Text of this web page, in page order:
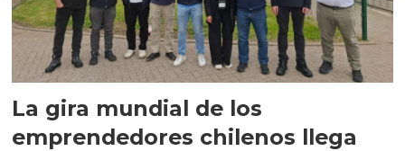
La gira mundial de los
emprendedores chilenos llega